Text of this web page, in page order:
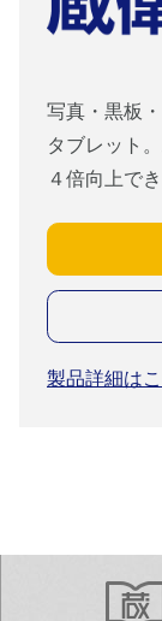
写真・黒板
タブレット
４倍向上でき
製品詳細は